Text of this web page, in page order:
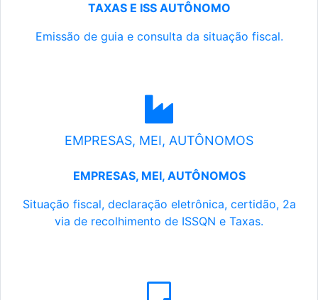
TAXAS E ISS AUTÔNOMO
Emissão de guia e consulta da situação fiscal.
EMPRESAS, MEI, AUTÔNOMOS
EMPRESAS, MEI, AUTÔNOMOS
Situação fiscal, declaração eletrônica, certidão, 2a
via de recolhimento de ISSQN e Taxas.